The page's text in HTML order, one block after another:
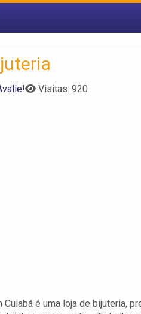
Visitas: 920
Cuiabá é uma loja de bijuteria,